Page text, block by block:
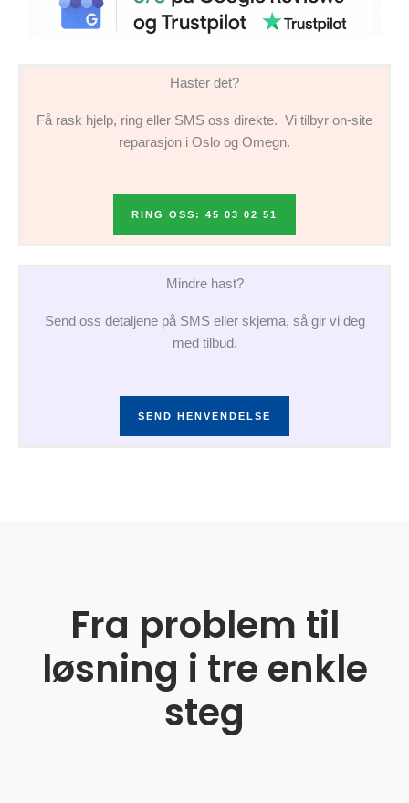
Haster det?
Få rask hjelp, ring eller SMS oss direkte. Vi tilbyr on-site
reparasjon i Oslo og Omegn.
RING OSS: 45 03 02 51
Mindre hast?
Send oss detaljene på SMS eller skjema, så gir vi deg
med tilbud.
SEND HENVENDELSE
Fra problem til
løsning i tre enkle
steg